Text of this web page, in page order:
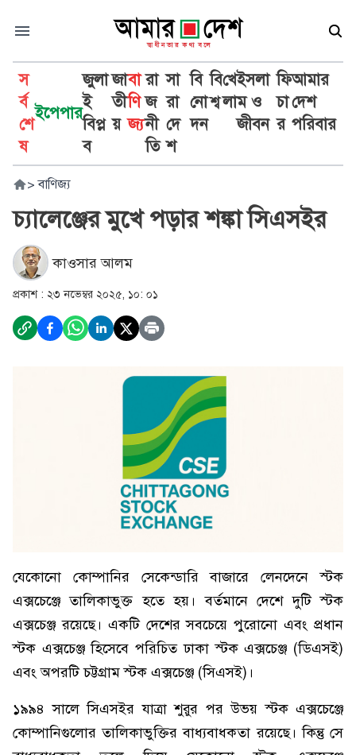
স
র্ব
শে
ষ
ইপেপার
জুলা
ই
বিপ্ল
ব
জা
তী
য়
বা
ণি
জ্য
রা
জ
নী
তি
সা
রা
দে
শ
বি
নো
দন
বি
শ্ব
খে
লা
ইসলা
ম ও
জীবন
ফি
চা
র
আমার
দেশ
পরিবার
> বাণিজ্য
চ্যালেঞ্জের মুখে পড়ার শঙ্কা সিএসইর
কাওসার আলম
প্রকাশ : ২৩ নভেম্বর ২০২৫, ১০: ০১
যেকোনো কোম্পানির সেকেন্ডারি বাজারে লেনদেনে স্টক
এক্সচেঞ্জে তালিকাভুক্ত হতে হয়। বর্তমানে দেশে দুটি স্টক
এক্সচেঞ্জ রয়েছে। একটি দেশের সবচেয়ে পুরোনো এবং প্রধান
স্টক এক্সচেঞ্জ হিসেবে পরিচিত ঢাকা স্টক এক্সচেঞ্জ (ডিএসই)
এবং অপরটি চট্টগ্রাম স্টক এক্সচেঞ্জ (সিএসই)।
১৯৯৪ সালে সিএসইর যাত্রা শুরুর পর উভয় স্টক এক্সচেঞ্জে
কোম্পানিগুলোর তালিকাভুক্তির বাধ্যবাধকতা রয়েছে। কিন্তু সে